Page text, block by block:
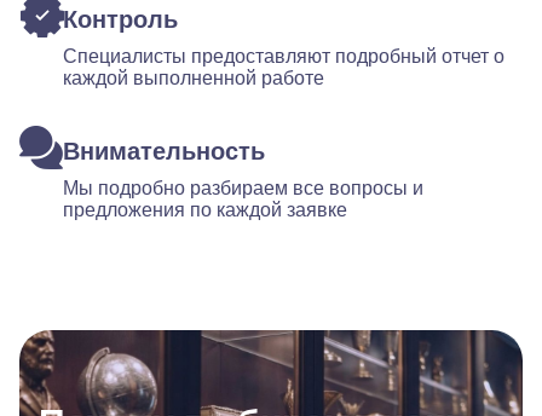
Контроль
Специалисты предоставляют подробный отчет о
каждой выполненной работе
Внимательность
Мы подробно разбираем все вопросы и
предложения по каждой заявке